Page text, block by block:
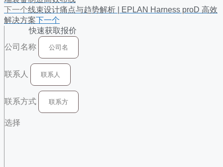
下一个线束设计痛点与趋势解析 | EPLAN Harness proD 高效
解决方案下一个
快速获取报价
公司名称
联系人
联系方式
选择